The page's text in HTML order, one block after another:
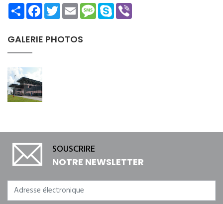
ShareFacebookTwitterEmailMessage
Skype
GALERIE PHOTOS
SOUSCRIRE
NOTRE NEWSLETTER